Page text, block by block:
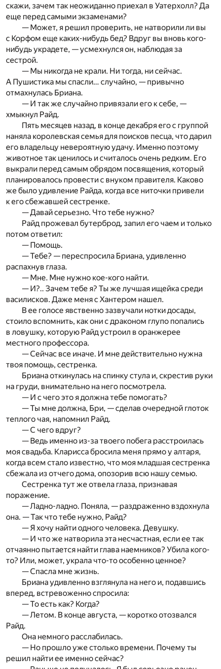
скажи, зачем так неожиданно приехал в Уатерхолл? Да
еще перед самыми экзаменами?
— Может, я решил проверить, не натворили ли вы
с Корфом еще каких-нибудь бед? Вдруг вы вновь кого-
нибудь украдете, — усмехнулся он, наблюдая за
сестрой.
— Мы никогда не крали. Ни тогда, ни сейчас.
А Пушистика мы спасли… случайно, — привычно
отмахнулась Бриана.
— И так же случайно привязали его к себе, —
хмыкнул Райд.
Пять месяцев назад, в конце декабря его с группой
наняла королевская семья для поисков песца, что дарил
его владельцу невероятную удачу. Именно поэтому
животное так ценилось и считалось очень редким. Его
выкрали перед самым обрядом посвящения, который
планировалось провести с внуком правителя. Каково
же было удивление Райда, когда все ниточки привели
к его сбежавшей сестренке.
— Давай серьезно. Что тебе нужно?
Райд прожевал бутерброд, запил его чаем и только
потом ответил:
— Помощь.
— Тебе? — переспросила Бриана, удивленно
распахнув глаза.
— Мне. Мне нужно кое-кого найти.
— И?.. Зачем тебе я? Ты же лучшая ищейка среди
василисков. Даже меня с Хантером нашел.
В ее голосе явственно зазвучали нотки досады,
стоило вспомнить, как они с драконом глупо попались
в ловушку, которую Райд устроил в оранжерее
местного профессора.
— Сейчас все иначе. И мне действительно нужна
твоя помощь, сестренка.
Бриана откинулась на спинку стула и, скрестив руки
на груди, внимательно на него посмотрела.
— И с чего это я должна тебе помогать?
— Ты мне должна, Бри, — сделав очередной глоток
теплого чая, напомнил Райд.
— С чего вдруг?
— Ведь именно из-за твоего побега расстроилась
моя свадьба. Кларисса бросила меня прямо у алтаря,
когда всем стало известно, что моя младшая сестренка
сбежала из отчего дома, опозорив всю нашу семью.
Сестренка тут же отвела глаза, признавая
поражение.
— Ладно-ладно. Поняла, — раздраженно вздохнула
она. — Так что тебе нужно, Райд?
— Я хочу найти одного человека. Девушку.
— И что же натворила эта несчастная, если ее так
отчаянно пытается найти глава наемников? Убила кого-
то? Или, может, украла что-то особенно ценное?
— Спасла мне жизнь.
Бриана удивленно взглянула на него и, подавшись
вперед, встревоженно спросила:
— То есть как? Когда?
— Летом. В конце августа, — коротко отозвался
Райд.
Она немного расслабилась.
— Но прошло уже столько времени. Почему ты
решил найти ее именно сейчас?